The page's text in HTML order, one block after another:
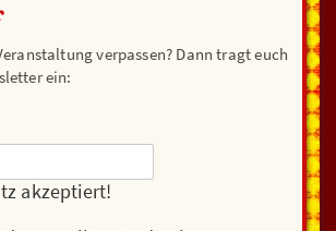
verpassen? Dann tragt euch
ein:
akzeptiert!